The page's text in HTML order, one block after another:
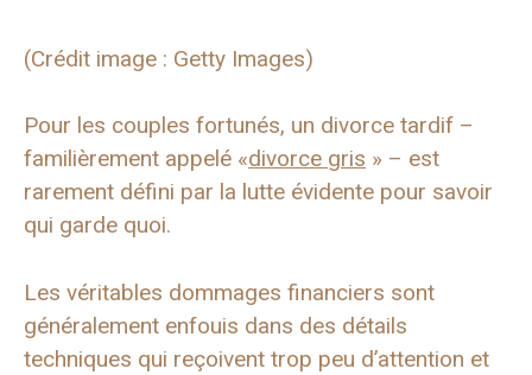
(Crédit image : Getty Images)
Pour les couples fortunés, un divorce tardif –
familièrement appelé «divorce gris » – est
rarement défini par la lutte évidente pour savoir
qui garde quoi.
Les véritables dommages financiers sont
généralement enfouis dans des détails
techniques qui reçoivent trop peu d’attention et